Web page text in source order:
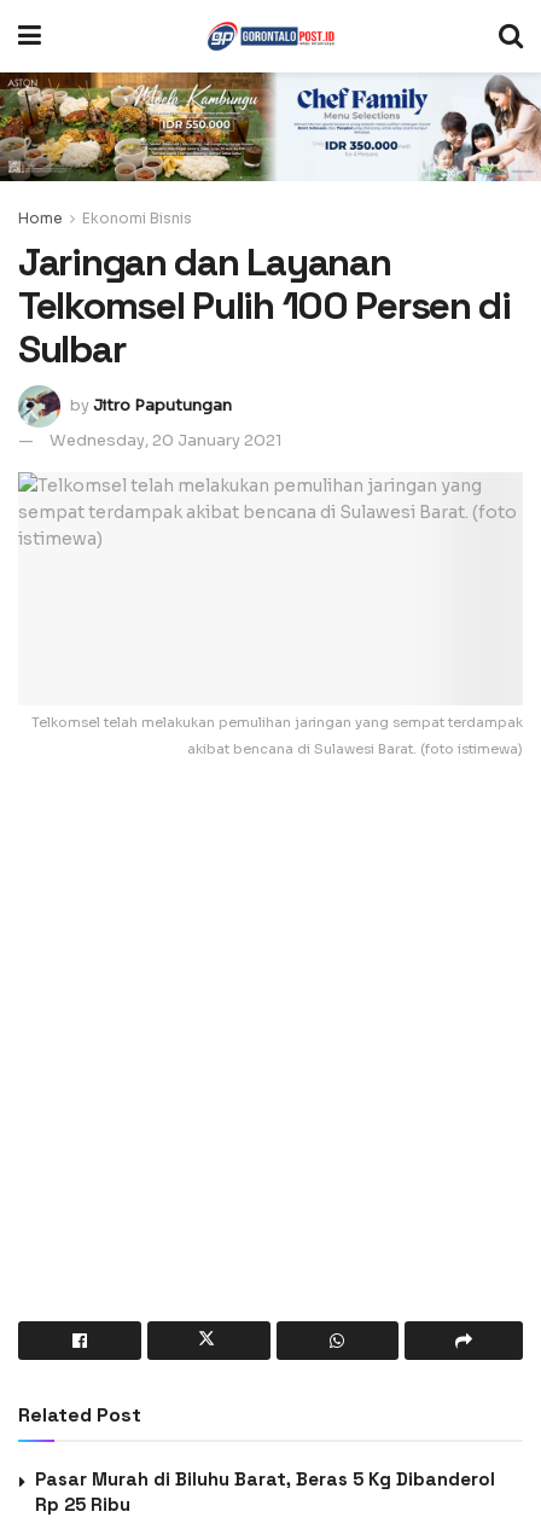
Home Ekonomi Bisnis
Jaringan dan Layanan
Telkomsel Pulih 100 Persen di
Sulbar
byJitro Paputungan
Wednesday, 20 January 2021
Telkomsel telah melakukan pemulihan jaringan yang sempat terdampak
akibat bencana di Sulawesi Barat. (foto istimewa)
Related Post
Pasar Murah di Biluhu Barat, Beras 5 Kg Dibanderol
Rp 25 Ribu